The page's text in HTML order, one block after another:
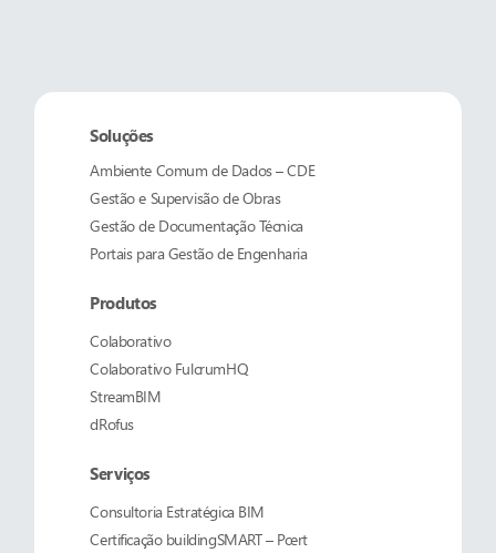
Soluções
Ambiente Comum de Dados – CDE
Gestão e Supervisão de Obras
Gestão de Documentação Técnica
Portais para Gestão de Engenharia
Produtos
Colaborativo
Colaborativo FulcrumHQ
StreamBIM
dRofus
Serviços
Consultoria Estratégica BIM
Certificação buildingSMART – Pcert